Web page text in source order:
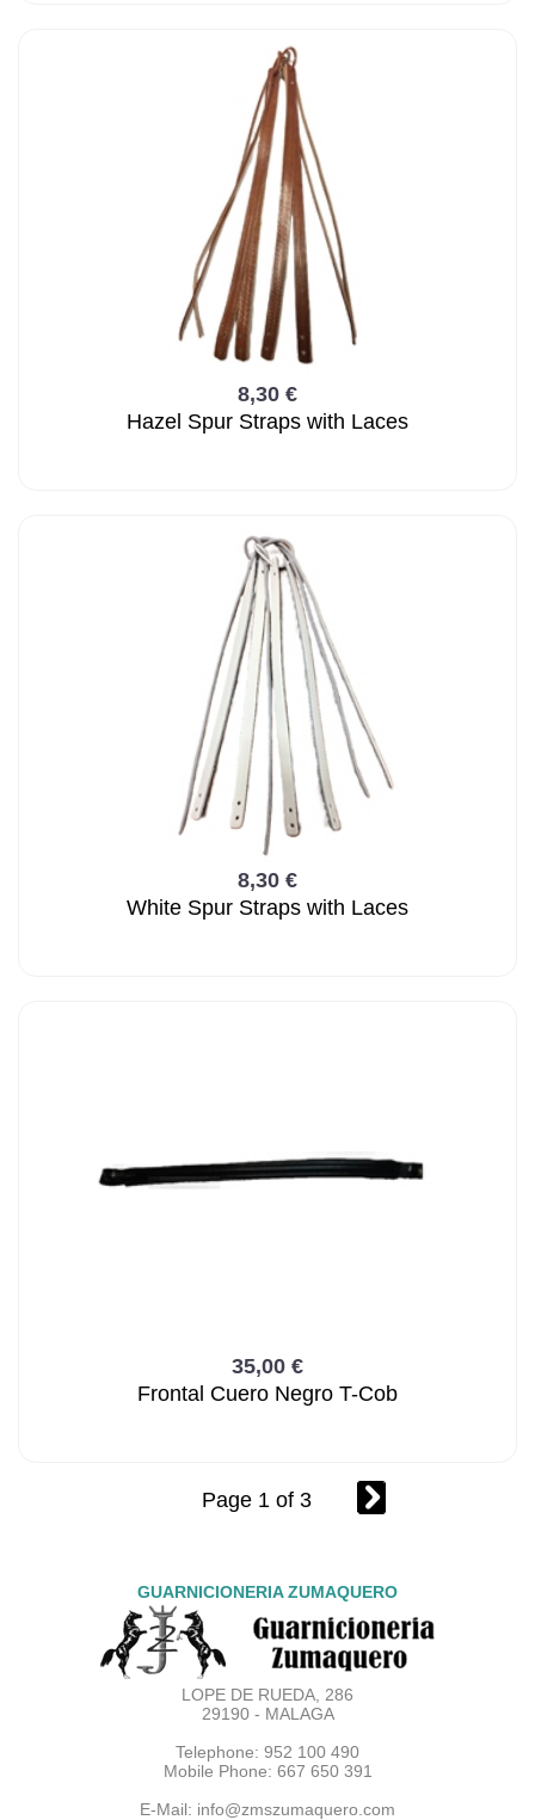
8,30 €
Hazel Spur Straps with Laces
8,30 €
White Spur Straps with Laces
35,00 €
Frontal Cuero Negro T-Cob
Page 1 of 3
GUARNICIONERIA ZUMAQUERO
LOPE DE RUEDA, 286
29190 - MALAGA
Telephone: 952 100 490
Mobile Phone: 667 650 391
E-Mail: info@zmszumaquero.com